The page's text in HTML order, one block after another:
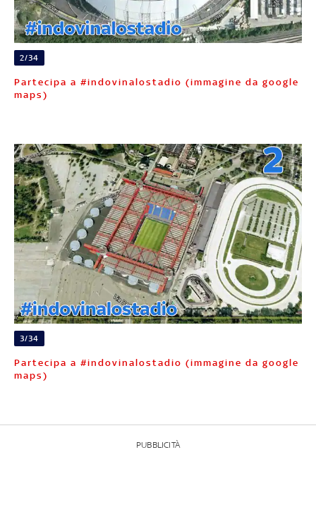
2/34
Partecipa a #indovinalostadio (immagine da google
maps)
3/34
Partecipa a #indovinalostadio (immagine da google
maps)
PUBBLICITÀ